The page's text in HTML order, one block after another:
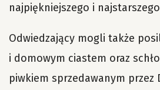
najpiękniejszego i
Odwiedzający mogli także
i domowym ciastem oraz
piwkiem sprzedawanym przez